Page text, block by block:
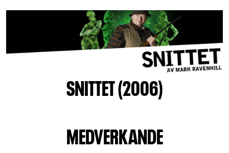
SNITTET (2006)
MEDVERKANDE